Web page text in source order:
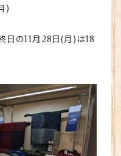
)
日の11月28日(月)は18